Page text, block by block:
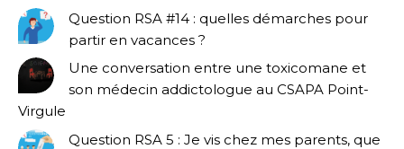
Question RSA #14 : quelles démarches pour
partir en vacances ?
Une conversation entre une toxicomane et
son médecin addictologue au CSAPA Point-
Virgule
Question RSA 5 : Je vis chez mes parents, que